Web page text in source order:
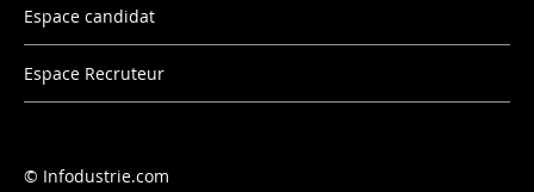
Espace candidat
Espace Recruteur
Infodustrie.com